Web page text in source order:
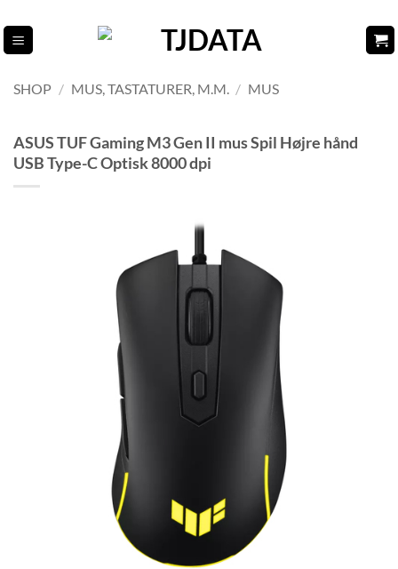
til
indhold
SHOP / MUS, TASTATURER, M.M. / MUS
ASUS TUF Gaming M3 Gen II mus Spil Højre hånd
USB Type-C Optisk 8000 dpi